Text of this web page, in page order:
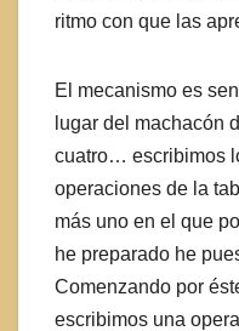
ritmo con que las
El mecanismo es
lugar del machacón
cuatro… escribimos
operaciones de la
más uno en el que
he preparado he
Comenzando por
escribimos una